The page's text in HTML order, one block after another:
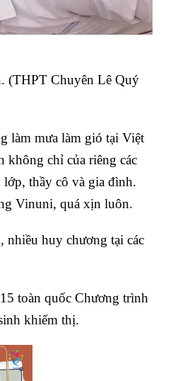
(THPT Chuyên Lê Quý
làm mưa làm gió tại Việt
không chỉ của riêng các
thầy cô và gia đình.
Vinuni, quá xịn luôn.
huy chương tại các
toàn quốc Chương trình
khiếm thị.